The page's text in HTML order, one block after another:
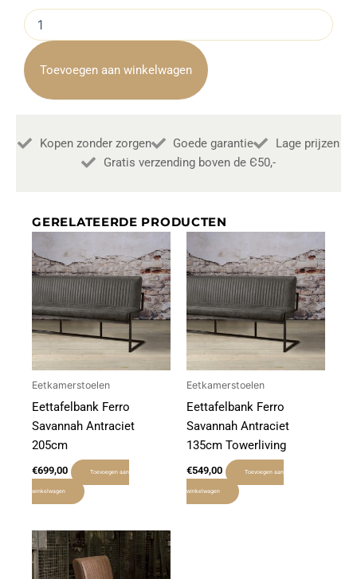
Armstoel
Ferro
Dark
Brown
aantal
Toevoegen aan winkelwagen
Kopen zonder zorgen Goede garantie
Lage prijzen
Gratis verzending boven de Є50,-
GERELATEERDE PRODUCTEN
Eetkamerstoelen
Eettafelbank Ferro
Savannah Antraciet
205cm
€699,00 Toevoegen aan
winkelwagen
Eetkamerstoelen
Eettafelbank Ferro
Savannah Antraciet
135cm Towerliving
€549,00 Toevoegen aan
winkelwagen